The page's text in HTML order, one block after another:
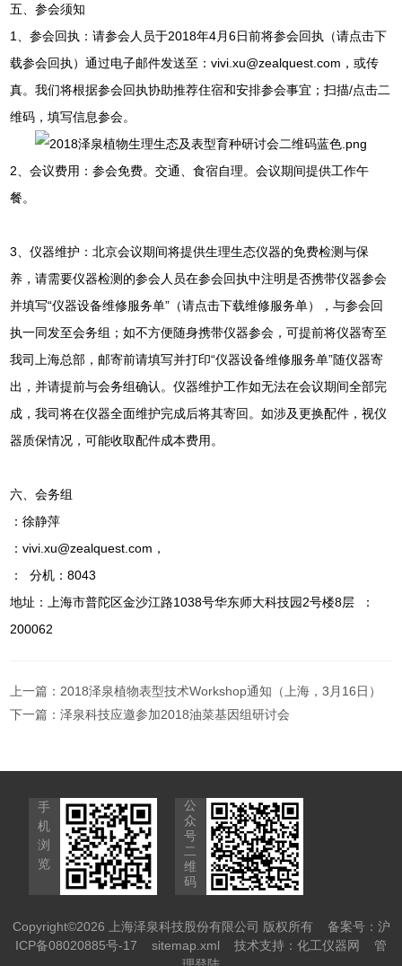
五、参会须知
1、参会回执：请参会人员于2018年4月6日前将参会回执（请点击下
载参会回执 ）通过电子邮件发送至：vivi.xu@zealquest.com ，或传
真。我们将根据参会回执协助推荐住宿和安排参会事宜；扫描/点击二
维码，填写信息参会。
2、会议费用：参会免费。交通、食宿自理。会议期间提供工作午
餐。
3、仪器维护：北京会议期间将提供生理生态仪器的免费检测与保
养，请需要仪器检测的参会人员在参会回执中注明是否携带仪器参会
并填写“仪器设备维修服务单”（请点击下载维修服务单），与参会回
执一同发至会务组；如不方便随身携带仪器参会，可提前将仪器寄至
我司上海总部，邮寄前请填写并打印“仪器设备维修服务单”随仪器寄
出，并请提前与会务组确认。仪器维护工作如无法在会议期间全部完
成，我司将在仪器全面维护完成后将其寄回。如涉及更换配件，视仪
器质保情况，可能收取配件成本费用。
六、会务组
：徐静萍
：vivi.xu@zealquest.com ，
： 分机：8043
地址：上海市普陀区金沙江路1038号华东师大科技园2号楼8层 ：
200062
上一篇： 2018泽泉植物表型技术Workshop通知（上海，3月16日）
下一篇：泽泉科技应邀参加2018油菜基因组研讨会
手
机
浏
览
公
众
号
二
维
码
Copyright©2026 上海泽泉科技股份有限公司 版权所有 备案号：沪
ICP备08020885号-17
sitemap.xml 技术支持： 化工仪器网
管